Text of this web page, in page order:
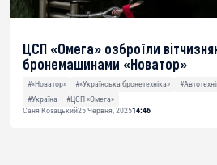
ЦСП «Омега» озброїли
бронемашинами «Новатор»
#«Новатор» #«Українська бронетехніка»
#Україна
#ЦСП «Омега»
Саня Козацький25 Червня, 202514:46